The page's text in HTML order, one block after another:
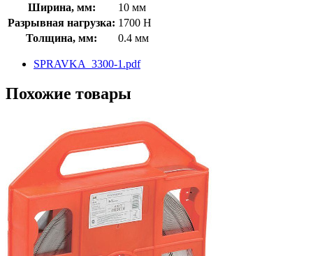
Ширина, мм:
10 мм
Разрывная нагрузка: 1700 Н
Толщина, мм:
0.4 мм
SPRAVKA_3300-1.pdf
Похожие товары